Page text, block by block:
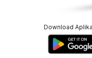
Download